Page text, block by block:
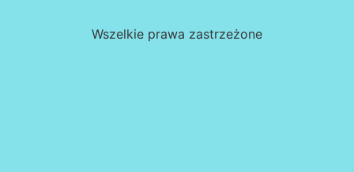
Wszelkie prawa zastrzeżone